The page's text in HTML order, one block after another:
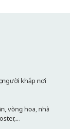
người khắp nơi
vòng hoa, nhà